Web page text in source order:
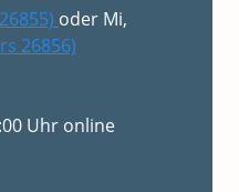
oder Mi,
26856)
Uhr online